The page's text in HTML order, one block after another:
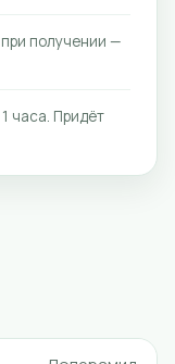
получении —
часа. Придёт